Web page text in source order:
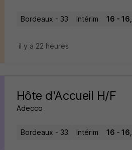
Bordeaux - 33 Intérim 16 -
il y a 22 heures
Hôte d'Accueil H/F
Adecco
Bordeaux - 33 Intérim 16 -